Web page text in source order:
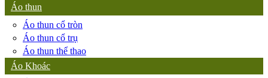
Áo thun
Áo thun cổ tròn
Áo thun cổ trụ
Áo thun thể thao
Áo Khoác